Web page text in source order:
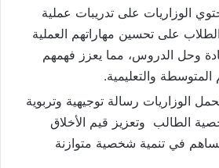
الوزاريات على تدريبات عملية
على تحسين مهاراتهم العملية
وحل الدروس، مما يعزز فهمهم
المتوسطة والتعليمية.
الوزاريات رسالة توجيهية وتربوية
الطالب وتعزيز قيم الأخلاق
في تنمية شخصية متوازنة